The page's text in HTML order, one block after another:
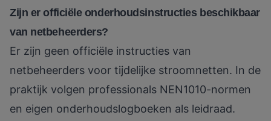
Zijn er officiële onderhoudsinstructies beschikbaar
van netbeheerders?
Er zijn geen officiële instructies van
netbeheerders voor tijdelijke stroomnetten. In de
praktijk volgen professionals NEN1010-normen
en eigen onderhoudslogboeken als leidraad.